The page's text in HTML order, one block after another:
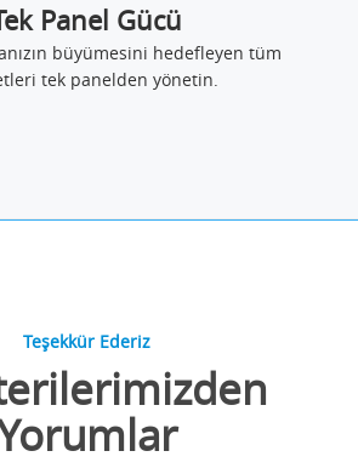
Panel Gücü
büyümesini hedefleyen tüm
tek panelden yönetin.
Teşekkür Ederiz